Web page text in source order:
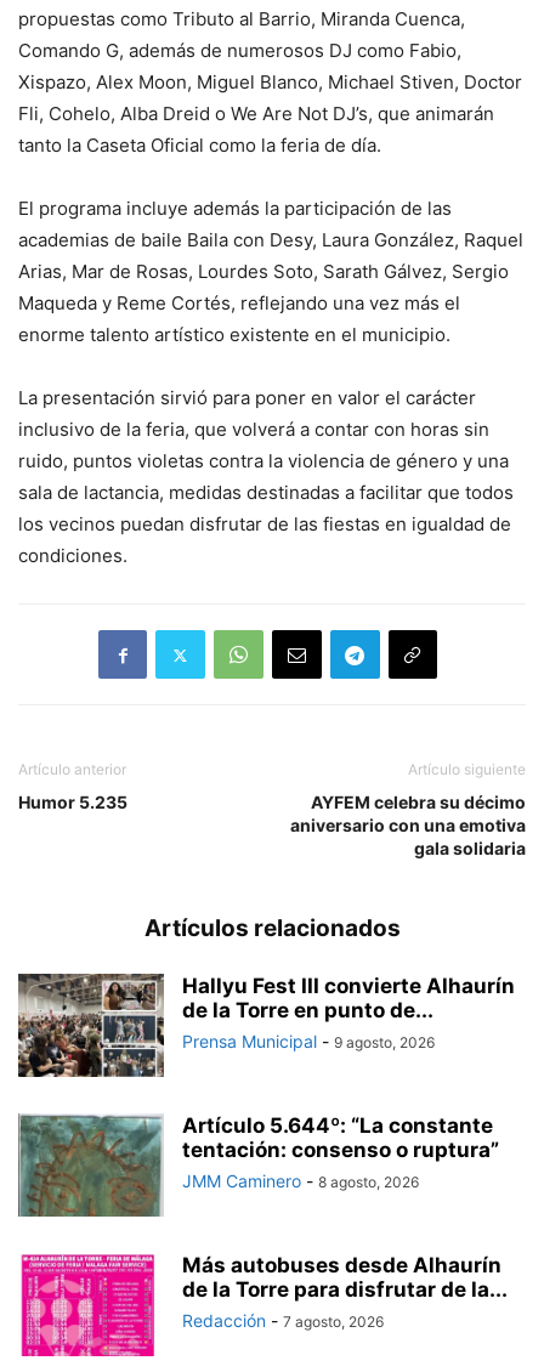
propuestas como Tributo al Barrio, Miranda Cuenca,
Comando G, además de numerosos DJ como Fabio,
Xispazo, Alex Moon, Miguel Blanco, Michael Stiven, Doctor
Fli, Cohelo, Alba Dreid o We Are Not DJ’s, que animarán
tanto la Caseta Oficial como la feria de día.
El programa incluye además la participación de las
academias de baile Baila con Desy, Laura González, Raquel
Arias, Mar de Rosas, Lourdes Soto, Sarath Gálvez, Sergio
Maqueda y Reme Cortés, reflejando una vez más el
enorme talento artístico existente en el municipio.
La presentación sirvió para poner en valor el carácter
inclusivo de la feria, que volverá a contar con horas sin
ruido, puntos violetas contra la violencia de género y una
sala de lactancia, medidas destinadas a facilitar que todos
los vecinos puedan disfrutar de las fiestas en igualdad de
condiciones.
Artículo anterior
Humor 5.235
Artículo siguiente
AYFEM celebra su décimo
aniversario con una emotiva
gala solidaria
Artículos relacionados
Hallyu Fest III convierte Alhaurín
de la Torre en punto de...
Prensa Municipal - 9 agosto, 2026
Artículo 5.644º: “La constante
tentación: consenso o ruptura”
JMM Caminero - 8 agosto, 2026
Más autobuses desde Alhaurín
de la Torre para disfrutar de la...
Redacción - 7 agosto, 2026